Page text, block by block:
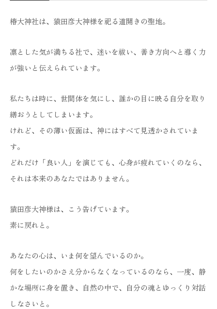
椿大神社は、猿田彦大神様を祀る道開きの聖地。
凛とした気が満ちる社で、迷いを祓い、善き方向へと導く力
が強いと伝えられています。
私たちは時に、世間体を気にし、誰かの目に映る自分を取り
繕おうとしてしまいます。
けれど、その薄い仮面は、神にはすべて見透かされていま
す。
どれだけ「良い人」を演じても、心身が疲れていくのなら、
それは本来のあなたではありません。
猿田彦大神様は、こう告げています。
素に戻れと。
あなたの心は、いま何を望んでいるのか。
何をしたいのかさえ分からなくなっているのなら、一度、静
かな場所に身を置き、自然の中で、自分の魂とゆっくり対話
しなさいと。